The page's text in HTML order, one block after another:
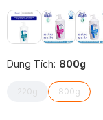
Dung Tích: 800g
220g 800g